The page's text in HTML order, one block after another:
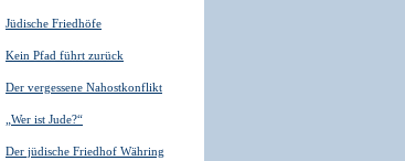
Jüdische Friedhöfe
Kein Pfad führt zurück
Der vergessene Nahostkonflikt
„Wer ist Jude?“
Der jüdische Friedhof Währing